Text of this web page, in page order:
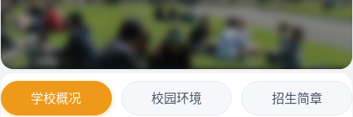
学校概况 校园环境 招生简章